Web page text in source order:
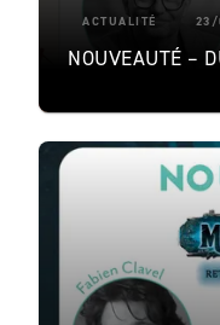
ACTUALITÉ 23/
NOUVEAUTÉ –